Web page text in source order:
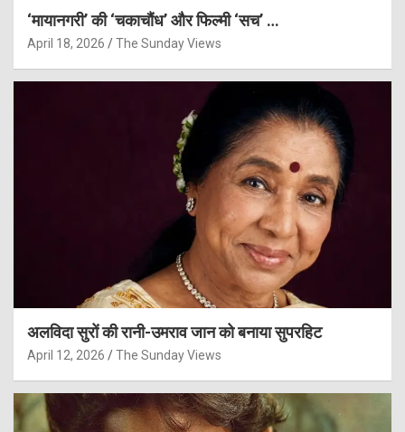
‘मायानगरी’ की ‘चकाचौंध’ और फिल्मी ‘सच’ …
April 18, 2026 The Sunday Views
अलविदा सुरों की रानी-उमराव जान को बनाया सुपरहिट
April 12, 2026 The Sunday Views